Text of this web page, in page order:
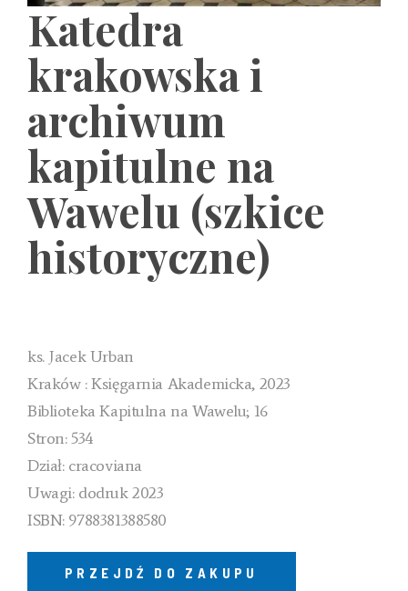
Katedra
krakowska i
archiwum
kapitulne na
Wawelu (szkice
historyczne)
ks. Jacek Urban
Kraków : Księgarnia Akademicka, 2023
Biblioteka Kapitulna na Wawelu; 16
Stron: 534
Dział: cracoviana
Uwagi: dodruk 2023
ISBN: 9788381388580
PRZEJDŹ DO ZAKUPU